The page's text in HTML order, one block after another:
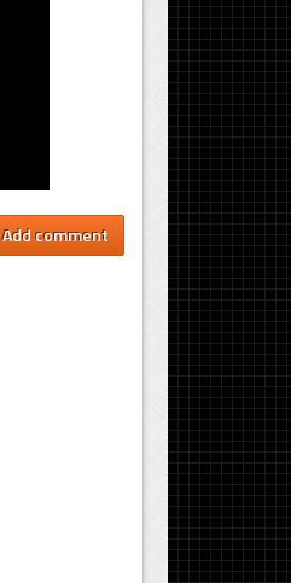
Add comment